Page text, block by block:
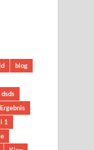
blog
dsds
1